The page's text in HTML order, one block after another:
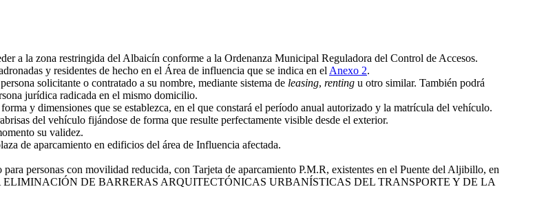
a la zona restringida del Albaicín conforme a la Ordenanza Municipal Reguladora del Control de Accesos.
y residentes de hecho en el Área de influencia que se indica en el Anexo 2.
solicitante o contratado a su nombre, mediante sistema de leasing, renting u otro similar. También podrá
jurídica radicada en el mismo domicilio.
y dimensiones que se establezca, en el que constará el período anual autorizado y la matrícula del vehículo.
del vehículo fijándose de forma que resulte perfectamente visible desde el exterior.
su validez.
de aparcamiento en edificios del área de Influencia afectada.
personas con movilidad reducida, con Tarjeta de aparcamiento P.M.R, existentes en el Puente del Aljibillo, en
DE BARRERAS ARQUITECTÓNICAS URBANÍSTICAS DEL TRANSPORTE Y DE LA